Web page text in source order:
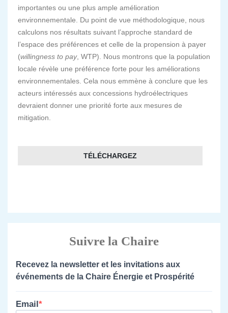
importantes ou une plus ample amélioration
environnementale. Du point de vue méthodologique, nous
calculons nos résultats suivant l’approche standard de
l’espace des préférences et celle de la propension à payer
(willingness to pay, WTP). Nous montrons que la population
locale révèle une préférence forte pour les améliorations
environnementales. Cela nous emmène à conclure que les
acteurs intéressés aux concessions hydroélectriques
devraient donner une priorité forte aux mesures de
mitigation.
TÉLÉCHARGEZ
Suivre la Chaire
Recevez la newsletter et les invitations aux
événements de la Chaire Énergie et Prospérité
Email